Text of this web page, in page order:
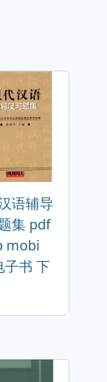
语辅导
集 pdf
mobi
书 下